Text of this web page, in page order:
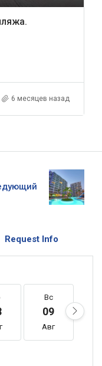
6 месяцев назад
Request Info
Вс
09
Авг